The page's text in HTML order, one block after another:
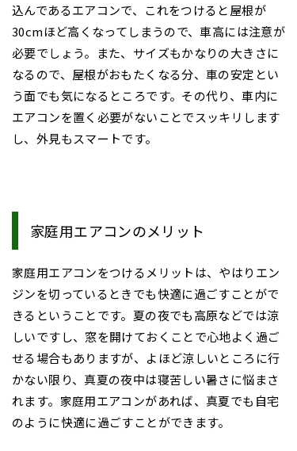
込んであるエアコンで、これをつけると屋根が
30cmほど高くなってしまうので、車高には注意が
必要でしょう。また、サイズもかなりの大きさに
なるので、屋根がおもたくなる分、車の安定とい
う面でも気になるところです。その代り、車内に
エアコンを置く必要がないことでスッキリします
し、外見もスマートです。
家庭用エアコンのメリット
家庭用エアコンをつけるメリットは、やはりエン
ジンを切っているときでも快適に過ごすことがで
きるということです。夏の夜でも高原などでは涼
しいですし、窓を開けておくことで心地よく過ご
せる場合もありますが、よほど涼しいところに行
かない限り、真夏の夜中は寝苦しい暑さに悩まさ
れます。家庭用エアコンがあれば、真夏でも自宅
のように快適に過ごすことができます。